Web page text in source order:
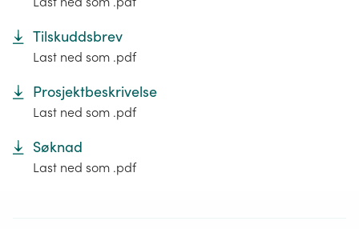
Tilskuddsbrev
Last ned som .pdf
Prosjektbeskrivelse
Last ned som .pdf
Søknad
Last ned som .pdf